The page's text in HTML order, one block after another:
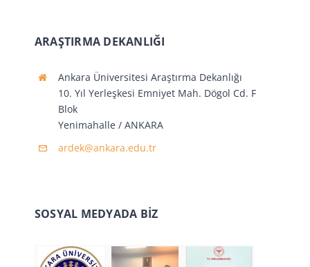
ARAŞTIRMA DEKANLIĞI
Ankara Üniversitesi Araştırma Dekanlığı
10. Yıl Yerleşkesi Emniyet Mah. Dögol Cd. F
Blok
Yenimahalle / ANKARA
ardek@ankara.edu.tr
SOSYAL MEDYADA BİZ